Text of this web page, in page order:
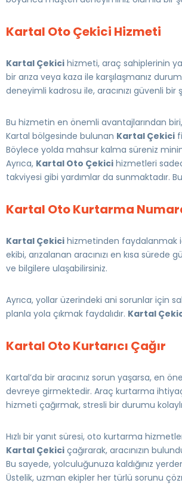
Kartal Oto Çekici Hizmeti
Kartal Çekici hizmeti, araç sahiplerinin
bir arıza veya kaza ile karşılaşmanız
deneyimli kadrosu ile, aracınızı güvenli
Bu hizmetin en önemli avantajlarından
Kartal bölgesinde bulunan Kartal Çekici
Böylece yolda mahsur kalma süreniz
Ayrıca, Kartal Oto Çekici hizmetleri
takviyesi gibi yardımlar da sunmaktadır.
Kartal Oto Kurtarma
Kartal Çekici hizmetinden faydalanmak
ekibi, arızalanan aracınızı en kısa
ve bilgilere ulaşabilirsiniz.
Ayrıca, yollar üzerindeki ani sorunlar için
planla yola çıkmak faydalıdır. Kartal
Kartal Oto Kurtarıcı Çağır
Kartal’da bir aracınız sorun yaşarsa, en
devreye girmektedir. Araç kurtarma
hizmeti çağırmak, stresli bir durumu
Hızlı bir yanıt süresi, oto kurtarma
Kartal Çekici çağırarak, aracınızın
Bu sayede, yolculuğunuza kaldığınız
Üstelik, uzman ekipler her türlü sorunu